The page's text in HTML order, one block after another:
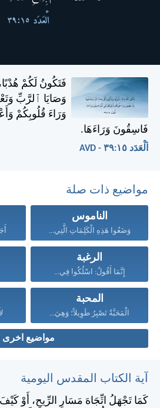
فَتَكُونُ لَكُمْ
وَصَايَا ٱلرَّبِّ
وَرَاءَ قُلُوبِكُمْ
فَاسِقُونَ وَرَاءَهَا.
اَلْعَدَد ١٥:‏٣٩ - AVD
مواضيع ذات صلة
الناموس
وَضَعُوا هَذِهِ الْكَلِمَاتِ الَّتِي...
الرغبة
إِنَّمَا أَقُولُ: اسْلُكُوا فِي...
المحبة
الْمَحَبَّةُ تَصْبِرُ طَوِيلاً؛ وَهِيَ...
مواضيع اخرى
آية الكتاب المقدس اليومية
كَمَا تَجْهَلُ اتِّجَاهَ مَسَارِ الرِّيحِ، أَوْ